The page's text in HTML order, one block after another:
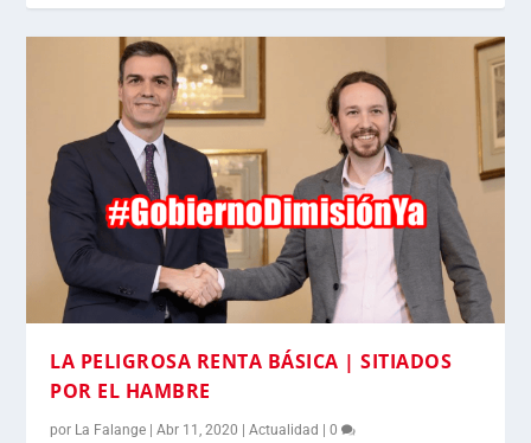
LA PELIGROSA RENTA BÁSICA | SITIADOS
POR EL HAMBRE
por La Falange |Abr 11, 2020 |Actualidad |0